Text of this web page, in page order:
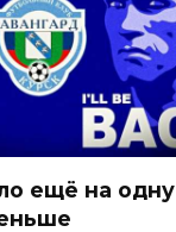
ещё на одну